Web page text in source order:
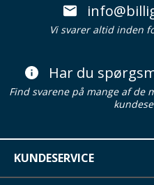
Vi svarer altid inden
Har du
Find svarene på mange af de
KUNDESERVICE